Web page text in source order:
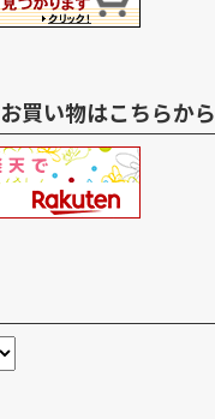
買い物はこちらから